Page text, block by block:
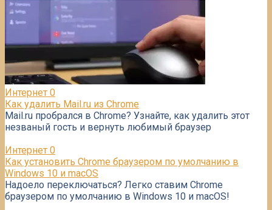
Интернет 0
Как удалить Mail.ru из Chrome
Mail.ru пробрался в Chrome? Узнайте, как удалить этот
незваный гость и вернуть любимый браузер
Интернет 0
Как установить Chrome браузером по умолчанию в
Windows 10 и macOS
Надоело переключаться? Легко ставим Chrome
браузером по умолчанию в Windows 10 и macOS!